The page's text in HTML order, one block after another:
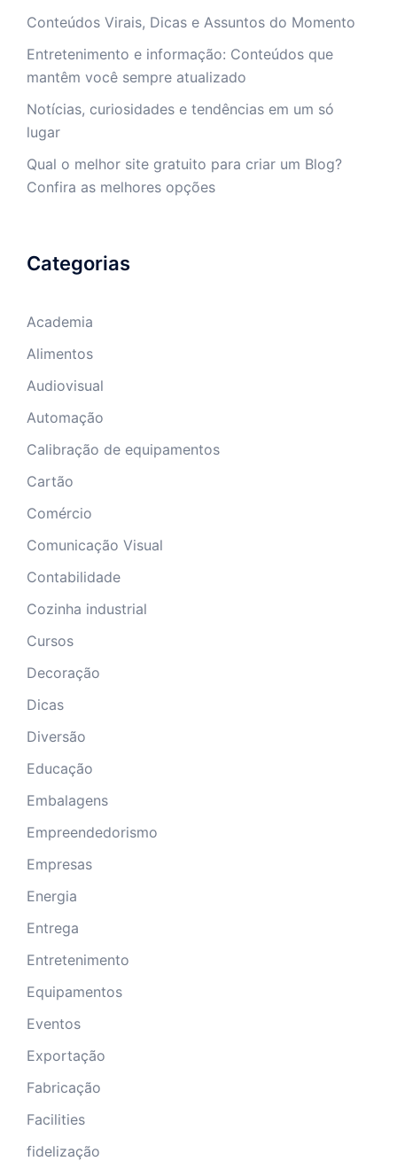
Conteúdos Virais, Dicas e Assuntos do Momento
Entretenimento e informação: Conteúdos que
mantêm você sempre atualizado
Notícias, curiosidades e tendências em um só
lugar
Qual o melhor site gratuito para criar um Blog?
Confira as melhores opções
Categorias
Academia
Alimentos
Audiovisual
Automação
Calibração de equipamentos
Cartão
Comércio
Comunicação Visual
Contabilidade
Cozinha industrial
Cursos
Decoração
Dicas
Diversão
Educação
Embalagens
Empreendedorismo
Empresas
Energia
Entrega
Entretenimento
Equipamentos
Eventos
Exportação
Fabricação
Facilities
fidelização